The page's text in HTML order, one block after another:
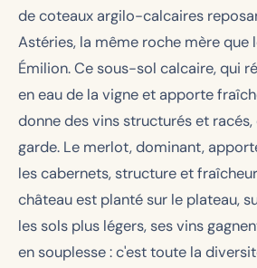
de coteaux argilo-calcaires
Astéries, la même roche mère que
Émilion. Ce sous-sol calcaire, qui
en eau de la vigne et apporte
donne des vins structurés et
garde. Le merlot, dominant,
les cabernets, structure et
château est planté sur le plateau,
les sols plus légers, ses vins
en souplesse : c'est toute la